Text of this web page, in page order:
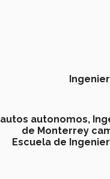
autos autonomos,
de Monterrey
Escuela de